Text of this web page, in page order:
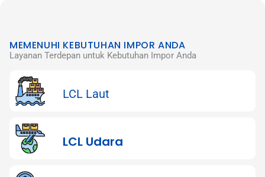
MEMENUHI KEBUTUHAN IMPOR ANDA
Layanan Terdepan untuk Kebutuhan Impor Anda
LCL Laut
LCL Udara